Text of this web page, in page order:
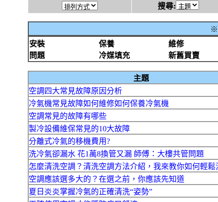
搜尋:
※
安裝
保養
維修
問題
冷媒填充 新舊買賣
主題
空調四大常見故障原因分析
冷氣機常見故障如何維修如何保養冷氣機
空調常見的故障有哪些
製冷設備維保常見的10大故障
分離式冷氣的移機費用?
洗冷氣卻漏水 花1萬8換管又漏 師傅：大樓共管問題
怎麼清洗空調？清洗空調方法介紹，我來教你如何輕鬆
空調應該選多大的？在選之前，你應該先知道
夏日炎炎掌握冷氣的正確清洗“姿勢”